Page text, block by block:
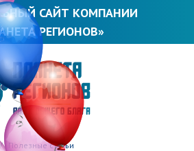
САЙТ КОМПАНИИ
РЕГИОНОВ»
РЕГИОНОВ
Полезные статьи